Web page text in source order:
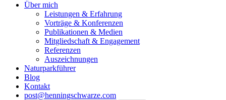
Über mich
Leistungen & Erfahrung
Vorträge & Konferenzen
Publikationen & Medien
Mitgliedschaft & Engagement
Referenzen
Auszeichnungen
Naturparkführer
Blog
Kontakt
post@henningschwarze.com